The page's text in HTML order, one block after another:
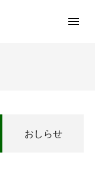
おしらせ